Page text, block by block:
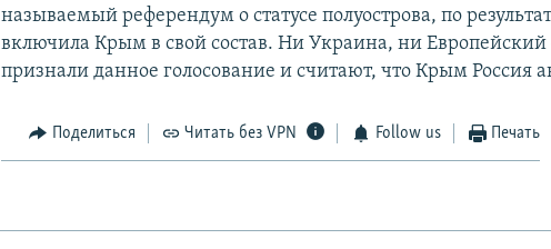
называемый референдум о статусе полуострова, по
включила Крым в свой состав. Ни Украина, ни
признали данное голосование и считают, что Крым Россия
Поделиться Читать без VPN Follow us Печать